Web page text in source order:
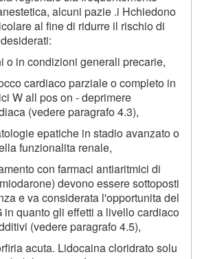
alcuni pazie .i Hchiedono
al fine di ridurre il rischio di
in condizioni generali precarie,
cardiaco parziale o completo in
W all pos on - deprimere
(vedere paragrafo 4.3),
epatiche in stadio avanzato o
funzionalita renale,
con farmaci antiaritmici di
devono essere sottoposti
e va considerata l'opportunita del
in quanto gli effetti a livello cardiaco
(vedere paragrafo 4.5),
acuta. Lidocaina cloridrato solu